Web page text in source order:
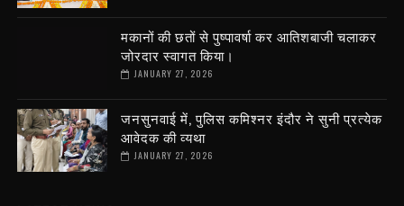
मकानों की छतों से पुष्पावर्षा कर आतिशबाजी चलाकर
जोरदार स्वागत किया।
JANUARY 27, 2026
जनसुनवाई में, पुलिस कमिश्नर इंदौर ने सुनी प्रत्येक
आवेदक की व्यथा
JANUARY 27, 2026